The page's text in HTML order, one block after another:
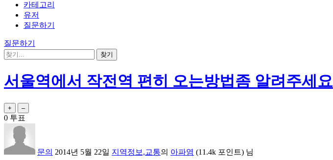
카테고리
유저
질문하기
질문하기
서울역에서 작전역 편히 오는방법좀 알려주세요
0 투표
문의 2014년 5월 22일 지역정보,교통의 아파염 (11.4k 포인트) 님